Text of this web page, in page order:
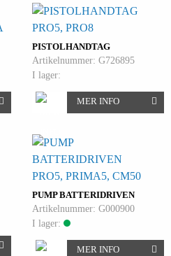
PISTOLHANDTAG
PRO5, PRO8
Artikelnummer: G726895
I lager:
MER INFO
PUMP BATTERIDRIVEN
PRO5, PRIMA5, CM50
Artikelnummer: G000900
I lager:
MER INFO